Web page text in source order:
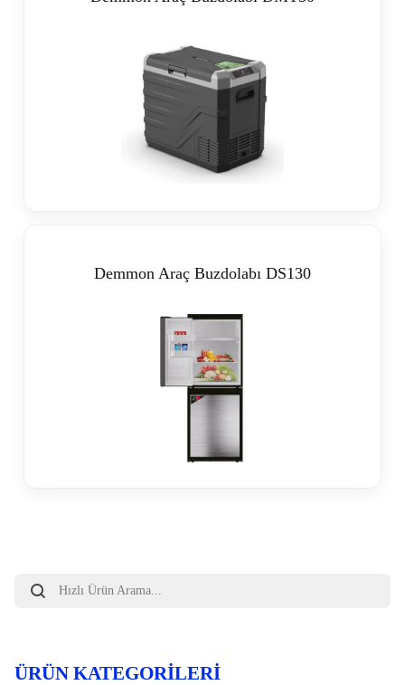
Demmon Araç Buzdolabı DS130
search
ÜRÜN KATEGORILERI